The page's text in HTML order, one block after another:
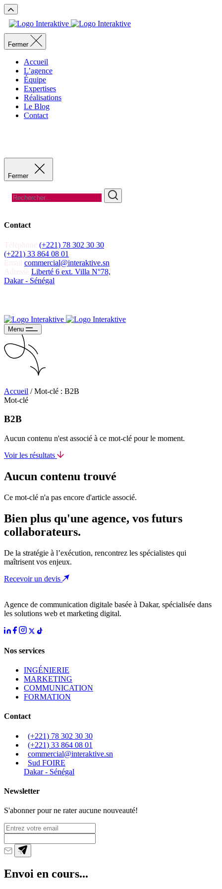
Fermer
Accueil
L’agence
Équipe
Expertises
Réalisations
Le Blog
Contact
Fermer
Contact
(+221) 78 302 30 30
(+221) 33 864 08 01
commercial@interaktive.sn
Liberté 6 ext. Villa N°78,
Dakar - Sénégal
Menu
Accueil / Mot-clé : B2B
Mot-clé
B2B
Aucun contenu n'est associé à ce mot-clé pour le moment.
Voir les résultats
Aucun contenu trouvé
Ce mot-clé n'a pas encore d'article associé.
Bien plus qu'une agence, vos futurs
collaborateurs.
De la stratégie à l’exécution, rencontrez les spécialistes qui
maîtrisent vos enjeux.
Recevoir un devis
Agence de communication digitale basée à Dakar, spécialisée dans
les solutions web et marketing digital.
Nos services
INGÉNIERIE
MARKETING
COMMUNICATION
FORMATION
Contact
(+221) 78 302 30 30
(+221) 33 864 08 01
commercial@interaktive.sn
Sud FOIRE
Dakar - Sénégal
Newsletter
S'abonner pour ne rater aucune nouveauté!
Envoi en cours...